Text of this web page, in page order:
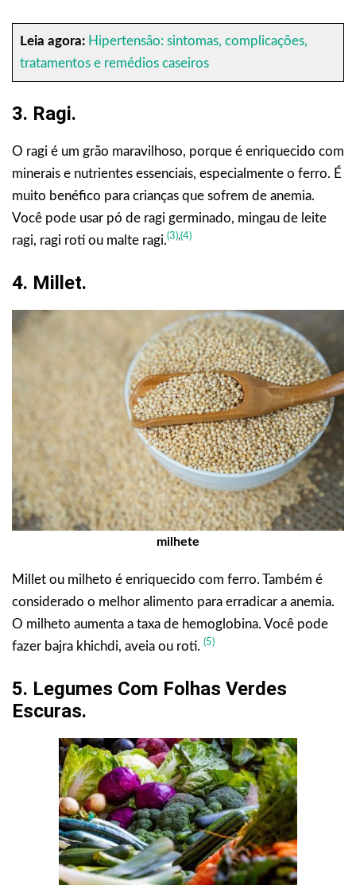
Leia agora: Hipertensão: sintomas, complicações,
tratamentos e remédios caseiros
3. Ragi.
O ragi é um grão maravilhoso, porque é enriquecido com
minerais e nutrientes essenciais, especialmente o ferro. É
muito benéfico para crianças que sofrem de anemia.
Você pode usar pó de ragi germinado, mingau de leite
ragi, ragi roti ou malte ragi.(3),(4)
4. Millet.
milhete
Millet ou milheto é enriquecido com ferro. Também é
considerado o melhor alimento para erradicar a anemia.
O milheto aumenta a taxa de hemoglobina. Você pode
fazer bajra khichdi, aveia ou roti. (5)
5. Legumes Com Folhas Verdes
Escuras.